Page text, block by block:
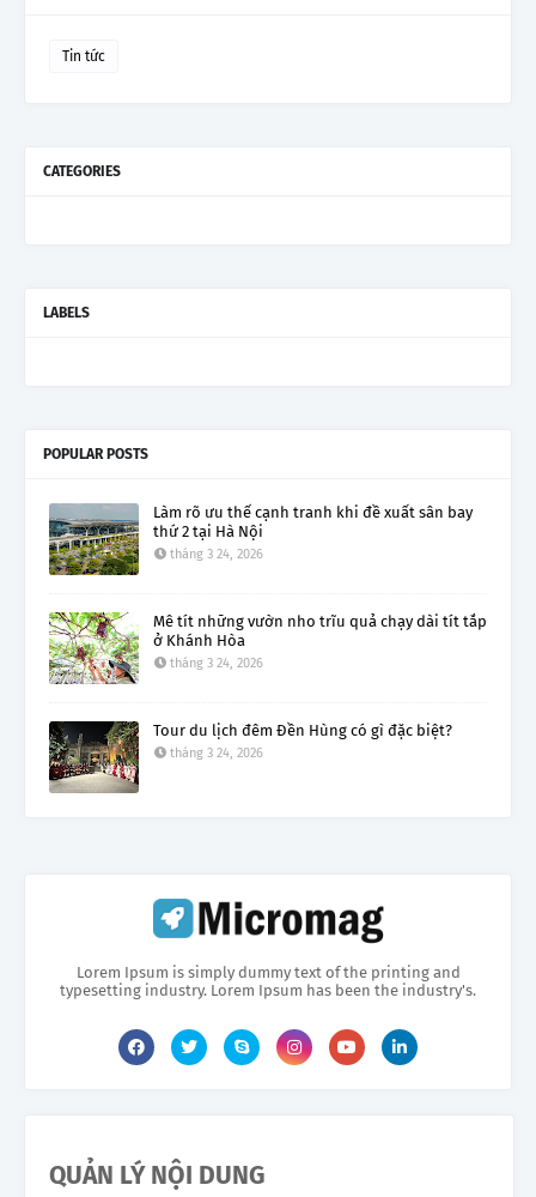
Tin tức
CATEGORIES
LABELS
POPULAR POSTS
Làm rõ ưu thế cạnh tranh khi đề xuất sân bay
thứ 2 tại Hà Nội
tháng 3 24, 2026
Mê tít những vườn nho trĩu quả chạy dài tít tắp
ở Khánh Hòa
tháng 3 24, 2026
Tour du lịch đêm Đền Hùng có gì đặc biệt?
tháng 3 24, 2026
Lorem Ipsum is simply dummy text of the printing and
typesetting industry. Lorem Ipsum has been the industry's.
QUẢN LÝ NỘI DUNG